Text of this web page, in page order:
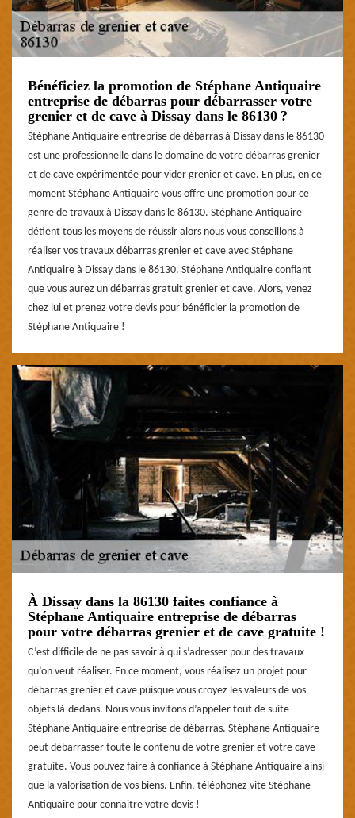
Bénéficiez la promotion de Stéphane Antiquaire
entreprise de débarras pour débarrasser votre
grenier et de cave à Dissay dans le 86130 ?
Stéphane Antiquaire entreprise de débarras à Dissay dans le 86130
est une professionnelle dans le domaine de votre débarras grenier
et de cave expérimentée pour vider grenier et cave. En plus, en ce
moment Stéphane Antiquaire vous offre une promotion pour ce
genre de travaux à Dissay dans le 86130. Stéphane Antiquaire
détient tous les moyens de réussir alors nous vous conseillons à
réaliser vos travaux débarras grenier et cave avec Stéphane
Antiquaire à Dissay dans le 86130. Stéphane Antiquaire confiant
que vous aurez un débarras gratuit grenier et cave. Alors, venez
chez lui et prenez votre devis pour bénéficier la promotion de
Stéphane Antiquaire !
À Dissay dans la 86130 faites confiance à
Stéphane Antiquaire entreprise de débarras
pour votre débarras grenier et de cave gratuite !
C’est difficile de ne pas savoir à qui s’adresser pour des travaux
qu’on veut réaliser. En ce moment, vous réalisez un projet pour
débarras grenier et cave puisque vous croyez les valeurs de vos
objets là-dedans. Nous vous invitons d’appeler tout de suite
Stéphane Antiquaire entreprise de débarras. Stéphane Antiquaire
peut débarrasser toute le contenu de votre grenier et votre cave
gratuite. Vous pouvez faire à confiance à Stéphane Antiquaire ainsi
que la valorisation de vos biens. Enfin, téléphonez vite Stéphane
Antiquaire pour connaitre votre devis !